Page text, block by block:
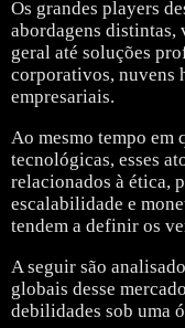
Os grandes players
abordagens distintas,
geral até soluções
corporativos, nuvens
empresariais.
Ao mesmo tempo em
tecnológicas, esses
relacionados à ética,
escalabilidade e
tendem a definir os
A seguir são
globais desse
debilidades sob uma